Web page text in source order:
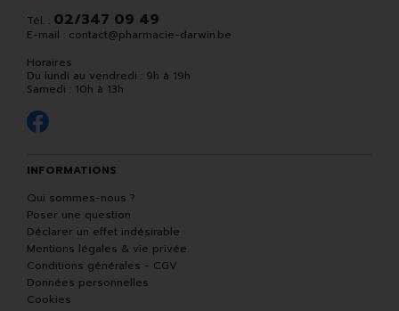
Tél. : 02/347 09 49
E-mail : contact@pharmacie-darwin.be
Horaires
Du lundi au vendredi : 9h à 19h
Samedi : 10h à 13h
INFORMATIONS
Qui sommes-nous ?
Poser une question
Déclarer un effet indésirable
Mentions légales & vie privée
Conditions générales - CGV
Données personnelles
Cookies